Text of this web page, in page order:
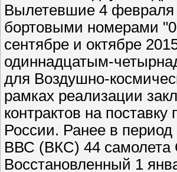
Вылетевшие 4 февраля
бортовыми номерами
сентябре и октябре
одиннадцатым-
для Воздушно-
рамках реализации
контрактов на
России. Ранее в
ВВС (ВКС) 44
Восстановленный 1